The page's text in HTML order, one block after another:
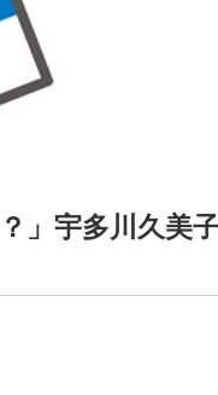
」宇多川久美